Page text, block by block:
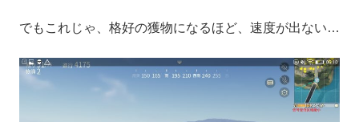
でもこれじゃ、格好の獲物になるほど、速度が出ない…